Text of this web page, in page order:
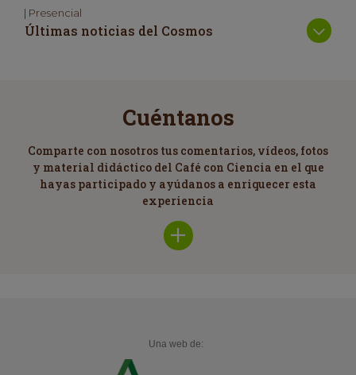
| Presencial
Últimas noticias del Cosmos
Cuéntanos
Comparte con nosotros tus comentarios, vídeos, fotos
y material didáctico del Café con Ciencia en el que
hayas participado y ayúdanos a enriquecer esta
experiencia
Una web de: